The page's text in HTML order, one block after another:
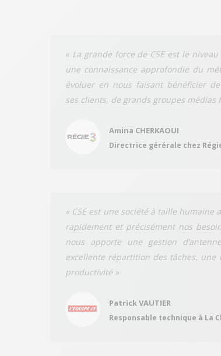
« La grande force de CSE est le
une connaissance approfondie du
évoluer en nous faisant bénéficier
ses clients, de grands groupes
Amina CHERKAOUI
Directrice gérérale chez
« CSE est une société à taille
rapidement et précisément nos
nous apporte une gestion
excellente répartition des tâches,
productivité »
Patrick VAUTIER
Responsable technique à La